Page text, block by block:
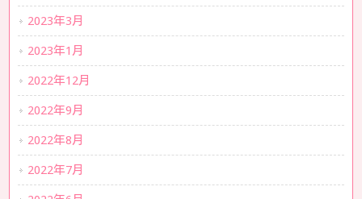
2023年3月
2023年1月
2022年12月
2022年9月
2022年8月
2022年7月